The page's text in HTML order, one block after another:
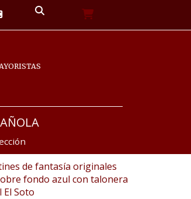
de fantasía originales
fondo azul con talonera
Soto